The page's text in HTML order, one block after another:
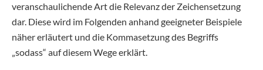
veranschaulichende Art die Relevanz der Zeichensetzung
dar. Diese wird im Folgenden anhand geeigneter Beispiele
näher erläutert und die Kommasetzung des Begriffs
„sodass“ auf diesem Wege erklärt.